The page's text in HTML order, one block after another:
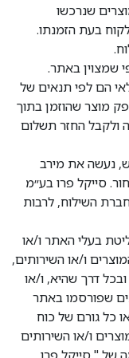
שנרכשו
בעת הזמנתו.
הם לפי תנאים של
מוצר שהוזמן בתוך
ולקבל החזר תשלום
נעשה את מירב
סייקל פרו בע״מ
השילוח, לרבות
בעלי האתר ו/או
ו/או השירותים,
דרך שהיא, ו/או
שפורסמו באתר
כל גורם של כוח
ו/או השירותים